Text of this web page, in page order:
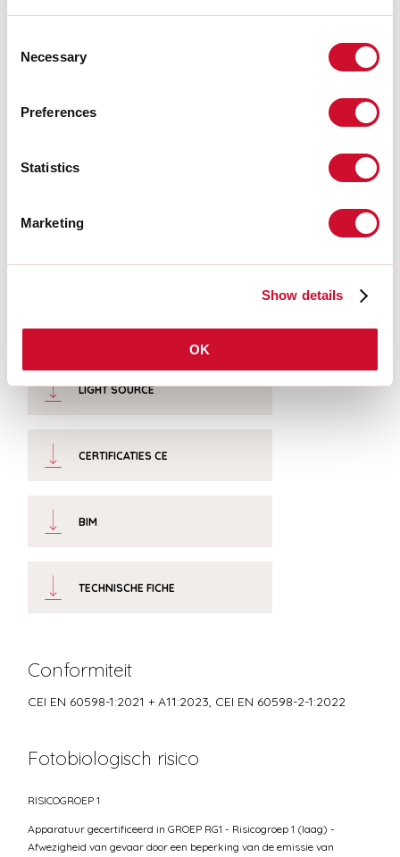
Selection
Necessary
Preferences
Statistics
Marketing
Show details
OK
Bron lichtstroom:
1520lm
CRI:
Tolerantie kleur:
LIGHT SOURCE
CERTIFICATIES CE
BIM
TECHNISCHE FICHE
Conformiteit
CEI EN 60598-1:2021 + A11:2023, CEI EN 60598-2-1:2022
Fotobiologisch risico
RISICOGROEP 1
Apparatuur gecertificeerd in GROEP RG1 - Risicogroep 1 (laag) -
Afwezigheid van gevaar door een beperking van de emissie van